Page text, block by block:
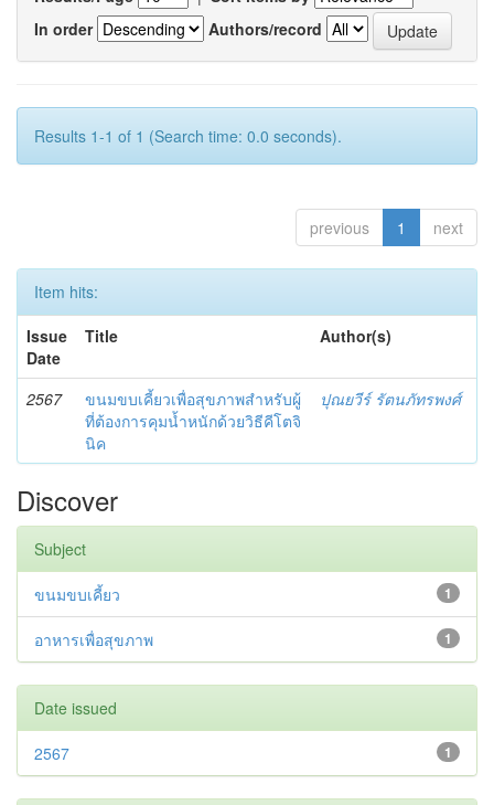
In order
Authors/record
Results 1-1 of 1 (Search time: 0.0 seconds).
previous 1 next
Item hits:
Issue
Date
Title Author(s)
2567
ขนมขบเคี้ยวเพื่อสุขภาพสำหรับผู้
ที่ต้องการคุมน้ำหนักด้วยวิธีคีโตจิ
นิค
ปุณยวีร์ รัตนภัทรพงศ์
Discover
Subject
1
ขนมขบเคี้ยว
1
อาหารเพื่อสุขภาพ
Date issued
1
2567